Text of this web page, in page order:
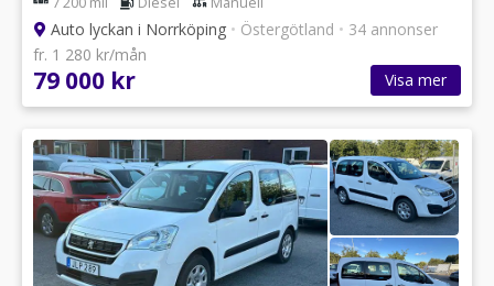
Auto lyckan i Norrköping • Östergötland • 34 annonser
fr. 1 280 kr/mån
79 000 kr Visa mer